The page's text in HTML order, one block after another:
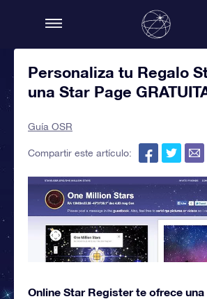
Personaliza tu Regalo
una Star Page
Guía OSR
Compartir este artículo:
Online Star Register te ofrece una